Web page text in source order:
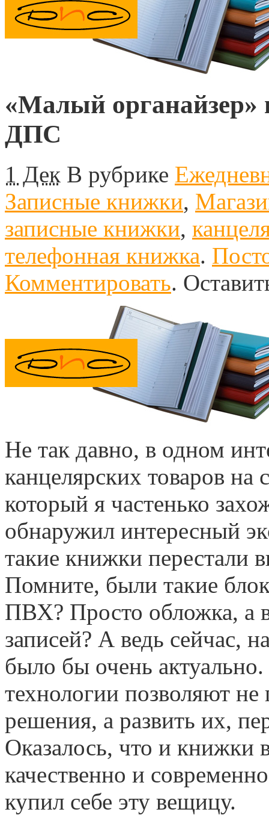
«Малый органайзер»
ДПС
1 Дек В рубрике
Записные книжки,
записные книжки,
телефонная книжка.
Комментировать.
Не так давно, в одном
канцелярских товаров на
который я частенько
обнаружил интересный
такие книжки перестали
Помните, были такие
ПВХ? Просто обложка, а
записей? А ведь сейчас,
было бы очень
технологии позволяют не
решения, а развить их,
Оказалось, что и книжки
качественно и
купил себе эту вещицу.